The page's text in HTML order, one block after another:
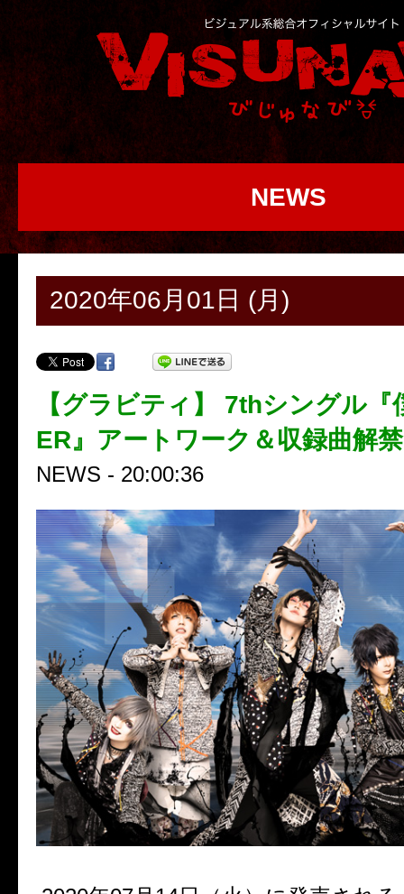
NEWS
2020年06月01日 (月)
【グラビティ】 7thシングル『
ER』アートワーク＆収録曲解
NEWS - 20:00:36